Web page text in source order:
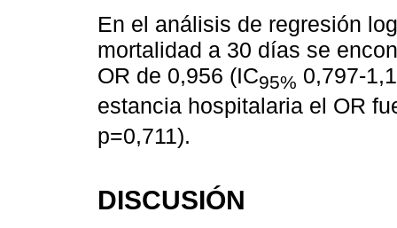
En el análisis de regresión
mortalidad a 30 días se
OR de 0,956 (IC95% 0,797-
estancia hospitalaria el OR
p=0,711).
DISCUSIÓN